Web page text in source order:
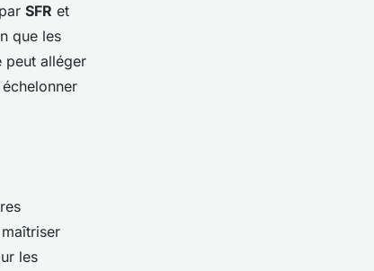
SFR et
que les
peut alléger
les